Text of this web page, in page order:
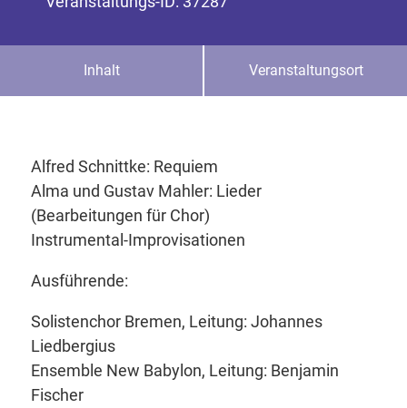
Inhalt Veranstaltungsort
Alfred Schnittke: Requiem
Alma und Gustav Mahler: Lieder
(Bearbeitungen für Chor)
Instrumental-Improvisationen
Ausführende:
Solistenchor Bremen, Leitung: Johannes
Liedbergius
Ensemble New Babylon, Leitung: Benjamin
Fischer